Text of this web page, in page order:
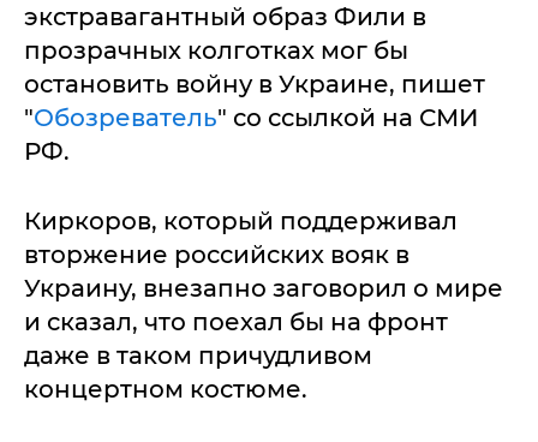
экстравагантный образ Фили в
прозрачных колготках мог бы
остановить войну в Украине, пишет
"Обозреватель" со ссылкой на СМИ
РФ.
Киркоров, который поддерживал
вторжение российских вояк в
Украину, внезапно заговорил о мире
и сказал, что поехал бы на фронт
даже в таком причудливом
концертном костюме.